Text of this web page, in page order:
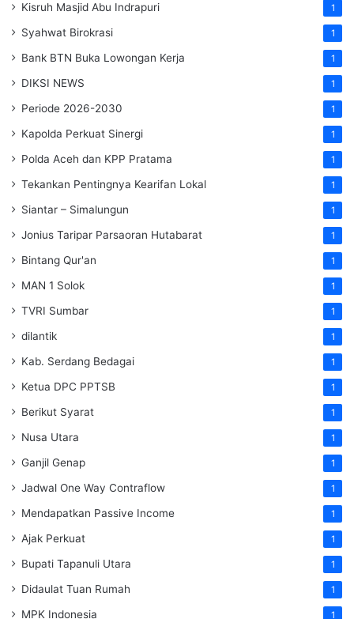
Kisruh Masjid Abu Indrapuri 1
Syahwat Birokrasi 1
Bank BTN Buka Lowongan Kerja 1
DIKSI NEWS 1
Periode 2026-2030 1
Kapolda Perkuat Sinergi 1
Polda Aceh dan KPP Pratama 1
Tekankan Pentingnya Kearifan Lokal 1
Siantar – Simalungun 1
Jonius Taripar Parsaoran Hutabarat 1
Bintang Qur'an 1
MAN 1 Solok 1
TVRI Sumbar 1
dilantik 1
Kab. Serdang Bedagai 1
Ketua DPC PPTSB 1
Berikut Syarat 1
Nusa Utara 1
Ganjil Genap 1
Jadwal One Way Contraflow 1
Mendapatkan Passive Income 1
Ajak Perkuat 1
Bupati Tapanuli Utara 1
Didaulat Tuan Rumah 1
MPK Indonesia 1